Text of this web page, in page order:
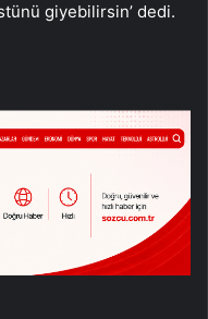
giyebilirsin’ dedi.